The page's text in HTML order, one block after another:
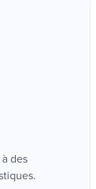
de vie
le
des